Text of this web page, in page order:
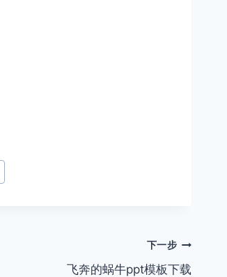
下一步
飞奔的蜗牛ppt模板下载